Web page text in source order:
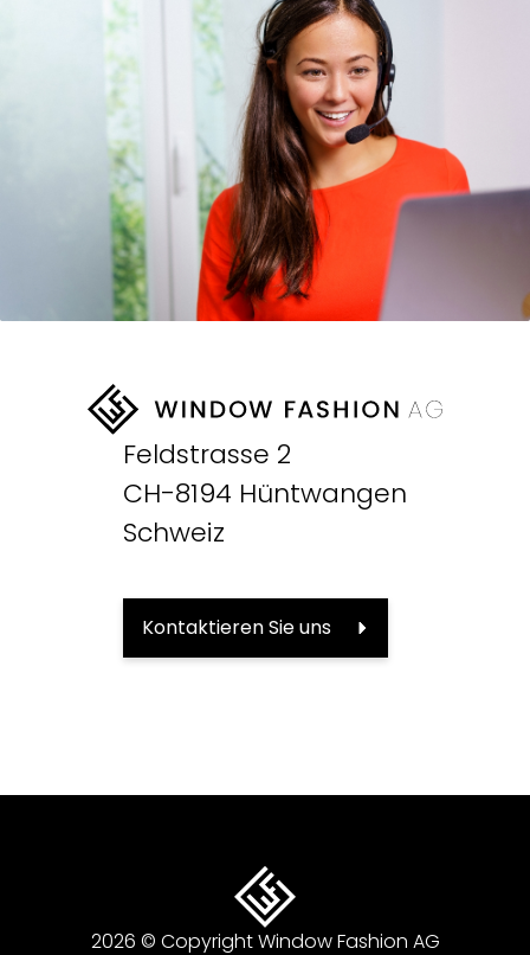
Feldstrasse 2
CH-8194 Hüntwangen
Schweiz
Kontaktieren Sie uns
2026 © Copyright Window Fashion AG